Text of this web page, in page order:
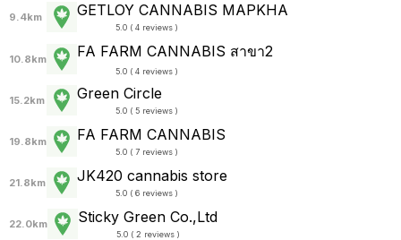
9.4km GETLOY CANNABIS MAPKHA
5.0 ( 4 reviews )
10.8km FA FARM CANNABIS สาขา2
5.0 ( 4 reviews )
15.2km Green Circle
5.0 ( 5 reviews )
19.8km FA FARM CANNABIS
5.0 ( 7 reviews )
21.8km JK420 cannabis store
5.0 ( 6 reviews )
22.0km Sticky Green Co.,Ltd
5.0 ( 2 reviews )